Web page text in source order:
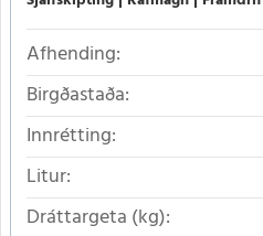
Afhending:
Birgðastaða:
Innrétting:
Litur:
Dráttargeta (kg):